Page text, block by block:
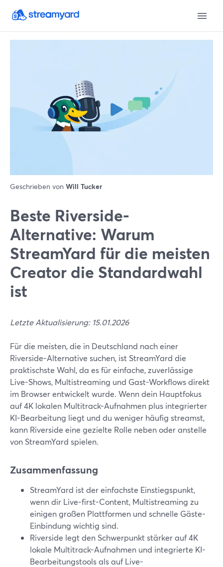
Geschrieben von Will Tucker
Beste Riverside-
Alternative: Warum
StreamYard für die meisten
Creator die Standardwahl
ist
Letzte Aktualisierung: 15.01.2026
Für die meisten, die in Deutschland nach einer
Riverside-Alternative suchen, ist StreamYard die
praktischste Wahl, da es für einfache, zuverlässige
Live-Shows, Multistreaming und Gast-Workflows direkt
im Browser entwickelt wurde. Wenn dein Hauptfokus
auf 4K lokalen Multitrack-Aufnahmen plus integrierter
KI-Bearbeitung liegt und du weniger häufig streamst,
kann Riverside eine gezielte Rolle neben oder anstelle
von StreamYard spielen.
Zusammenfassung
StreamYard ist der einfachste Einstiegspunkt,
wenn dir Live-first-Content, Multistreaming zu
einigen großen Plattformen und schnelle Gäste-
Einbindung wichtig sind.
Riverside legt den Schwerpunkt stärker auf 4K
lokale Multitrack-Aufnahmen und integrierte KI-
Bearbeitungstools als auf Live-